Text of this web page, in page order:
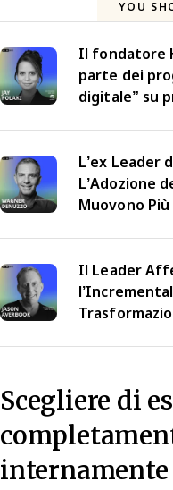
YOU
Il fondatore
parte dei
digitale” su
L’ex Leader
L’Adozione
Muovono
Il Leader
Scegliere di
internamente